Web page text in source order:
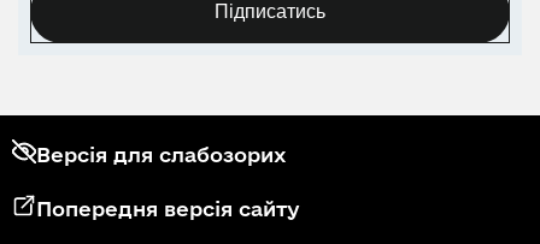
Підписатись
Версія для слабозорих
Попередня версія сайту